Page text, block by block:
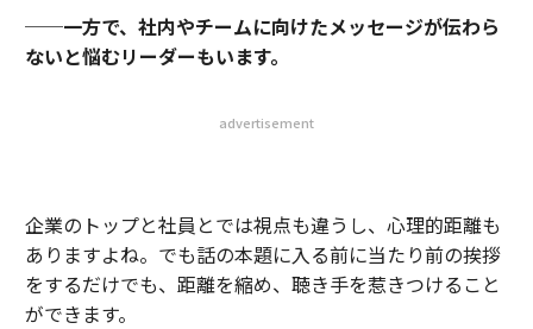
──一方で、社内やチームに向けたメッセージが伝わら
ないと悩むリーダーもいます。
advertisement
企業のトップと社員とでは視点も違うし、心理的距離も
ありますよね。でも話の本題に入る前に当たり前の挨拶
をするだけでも、距離を縮め、聴き手を惹きつけること
ができます。